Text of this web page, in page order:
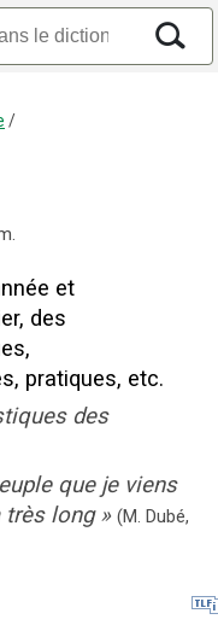
/
et
des
pratiques, etc.
des
que je viens
très long » (M. Dubé,